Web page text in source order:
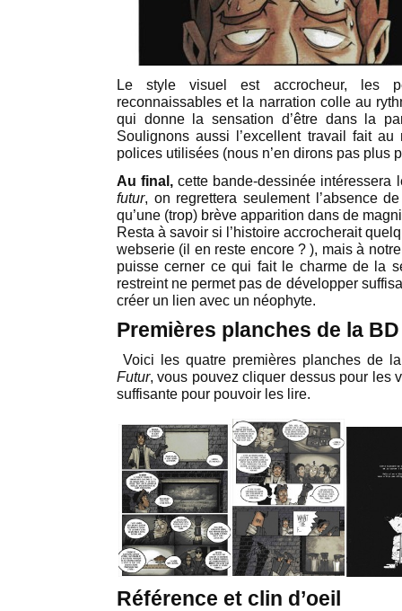
Le style visuel est accrocheur, les
reconnaissables et la narration colle au
qui donne la sensation d’être dans la
Soulignons aussi l’excellent travail fait
polices utilisées (nous n’en dirons pas plus
Au final, cette bande-dessinée intéressera
futur, on regrettera seulement l’absence
qu’une (trop) brève apparition dans de
Resta à savoir si l’histoire accrocherait
webserie (il en reste encore ? ), mais à
puisse cerner ce qui fait le charme de la
restreint ne permet pas de développer
créer un lien avec un néophyte.
Premières planches de la
Voici les quatre premières planches de
Futur, vous pouvez cliquer dessus pour les
suffisante pour pouvoir les lire.
Référence et clin d’oeil